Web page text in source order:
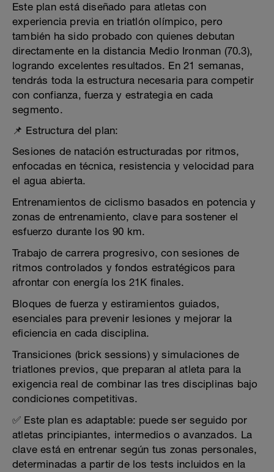
Este plan está diseñado para atletas con
experiencia previa en triatlón olímpico, pero
también ha sido probado con quienes debutan
directamente en la distancia Medio Ironman (70.3),
logrando excelentes resultados. En 21 semanas,
tendrás toda la estructura necesaria para competir
con confianza, fuerza y estrategia en cada
segmento.
📌 Estructura del plan:
Sesiones de natación estructuradas por ritmos,
enfocadas en técnica, resistencia y velocidad para
el agua abierta.
Entrenamientos de ciclismo basados en potencia y
zonas de entrenamiento, clave para sostener el
esfuerzo durante los 90 km.
Trabajo de carrera progresivo, con sesiones de
ritmos controlados y fondos estratégicos para
afrontar con energía los 21K finales.
Bloques de fuerza y estiramientos guiados,
esenciales para prevenir lesiones y mejorar la
eficiencia en cada disciplina.
Transiciones (brick sessions) y simulaciones de
triatlones previos, que preparan al atleta para la
exigencia real de combinar las tres disciplinas bajo
condiciones competitivas.
✅ Este plan es adaptable: puede ser seguido por
atletas principiantes, intermedios o avanzados. La
clave está en entrenar según tus zonas personales,
determinadas a partir de los tests incluidos en la